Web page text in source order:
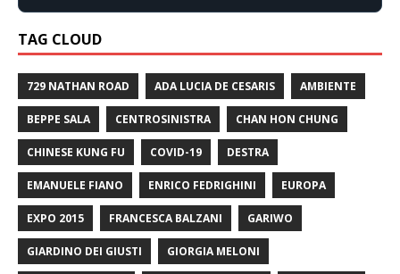
TAG CLOUD
729 NATHAN ROAD ADA LUCIA DE CESARIS AMBIENTE
BEPPE SALA CENTROSINISTRA CHAN HON CHUNG
CHINESE KUNG FU COVID-19 DESTRA
EMANUELE FIANO ENRICO FEDRIGHINI EUROPA
EXPO 2015 FRANCESCA BALZANI GARIWO
GIARDINO DEI GIUSTI GIORGIA MELONI